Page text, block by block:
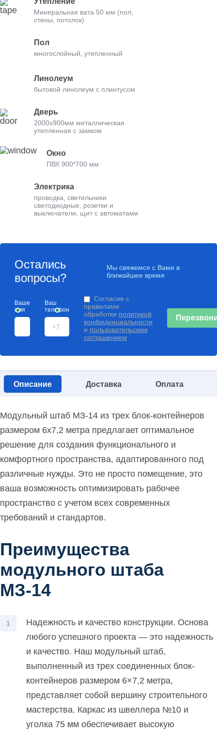
Минеральная вата 50 мм (пол,
стены, потолок)
Пол
многослойный, утепленный
Линолеум
бытовой линолеум с плинтусом
Дверь
2000х900мм металлическая
утепленная с замком
Окно
ПВХ 900*700 мм
Электрика
проводка, светильники
светодиодные, розетки и
выключатели, щит с автоматами
Остались
вопросы?
Мы свяжемся с Вами в
ближайшее время
Ваше
имя
Ваш
телефон
Согласие с
правилами
обработки политикой
конфиденциальности
и пользовательским
соглашением
Описание Доставка Оплата
Модульный штаб МЗ-14 из трех блок-контейнеров
размером 6х7,2 метра предлагает оптимальное
решение для создания функционального и
комфортного пространства, адаптированного под
различные нужды. Это не просто помещение, это
ваша возможность оптимизировать рабочее
пространство с учетом всех современных
требований и стандартов.
Преимущества
модульного штаба
МЗ-14
Надежность и качество конструкции. Основа
любого успешного проекта — это надежность
и качество. Наш модульный штаб,
выполненный из трех соединенных блок-
контейнеров размером 6×7,2 метра,
представляет собой вершину строительного
мастерства. Каркас из швеллера №10 и
уголка 75 мм обеспечивает высокую